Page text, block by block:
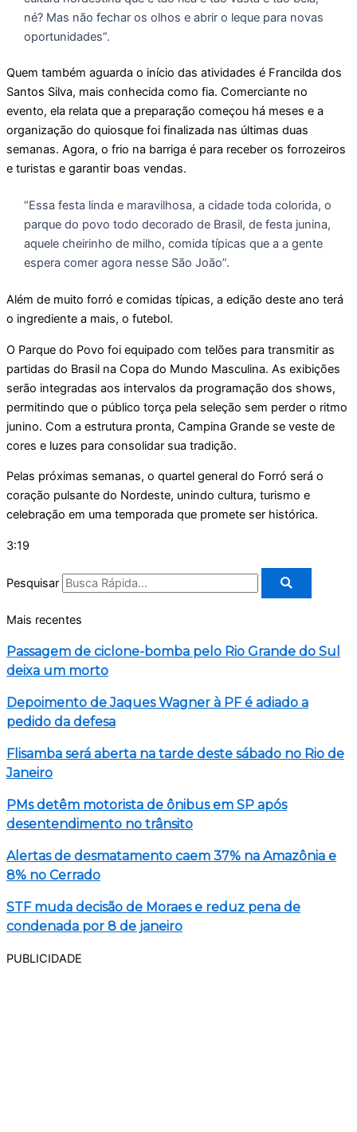
né? Mas não fechar os olhos e abrir o leque para novas
oportunidades”.
Quem também aguarda o início das atividades é Francilda dos
Santos Silva, mais conhecida como fia. Comerciante no
evento, ela relata que a preparação começou há meses e a
organização do quiosque foi finalizada nas últimas duas
semanas. Agora, o frio na barriga é para receber os forrozeiros
e turistas e garantir boas vendas.
“Essa festa linda e maravilhosa, a cidade toda colorida, o
parque do povo todo decorado de Brasil, de festa junina,
aquele cheirinho de milho, comida típicas que a a gente
espera comer agora nesse São João”.
Além de muito forró e comidas típicas, a edição deste ano terá
o ingrediente a mais, o futebol.
O Parque do Povo foi equipado com telões para transmitir as
partidas do Brasil na Copa do Mundo Masculina. As exibições
serão integradas aos intervalos da programação dos shows,
permitindo que o público torça pela seleção sem perder o ritmo
junino. Com a estrutura pronta, Campina Grande se veste de
cores e luzes para consolidar sua tradição.
Pelas próximas semanas, o quartel general do Forró será o
coração pulsante do Nordeste, unindo cultura, turismo e
celebração em uma temporada que promete ser histórica.
3:19
Pesquisar
Mais recentes
Passagem de ciclone-bomba pelo Rio Grande do Sul
deixa um morto
Depoimento de Jaques Wagner à PF é adiado a
pedido da defesa
Flisamba será aberta na tarde deste sábado no Rio de
Janeiro
PMs detêm motorista de ônibus em SP após
desentendimento no trânsito
Alertas de desmatamento caem 37% na Amazônia e
8% no Cerrado
STF muda decisão de Moraes e reduz pena de
condenada por 8 de janeiro
PUBLICIDADE